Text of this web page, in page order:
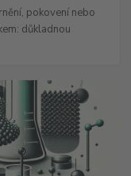
pokovení nebo
důkladnou